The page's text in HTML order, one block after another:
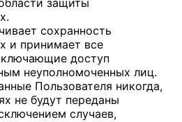
защиты
сохранность
и принимает все
доступ
неуполномоченных лиц.
Пользователя никогда,
не будут переданы
случаев,